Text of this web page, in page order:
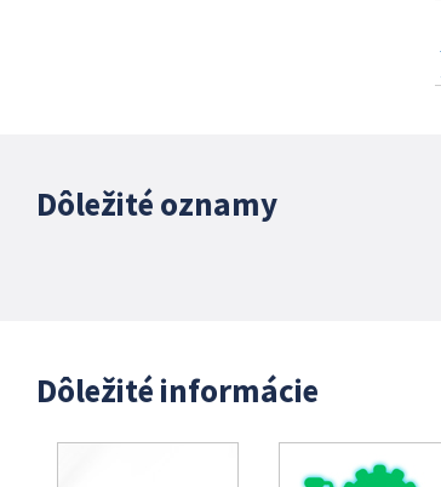
Dôležité oznamy
Dôležité informácie